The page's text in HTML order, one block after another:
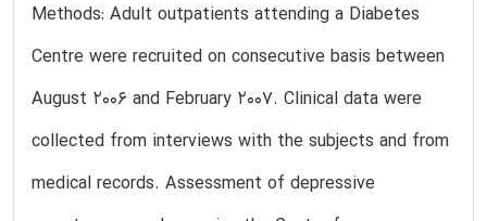
Methods: Adult outpatients attending a Diabetes
Centre were recruited on consecutive basis between
August 2006 and February 2007. Clinical data were
collected from interviews with the subjects and from
medical records. Assessment of depressive